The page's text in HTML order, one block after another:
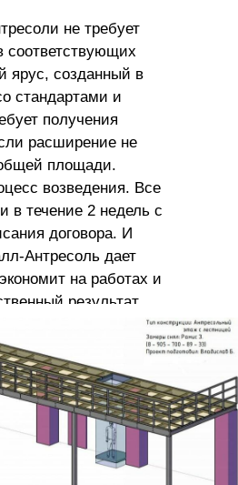
не требует
соответствующих
ярус, созданный в
стандартами и
получения
расширение не
площади.
возведения. Все
в течение 2 недель с
договора. И
Антресоль дает
на работах и
результат.